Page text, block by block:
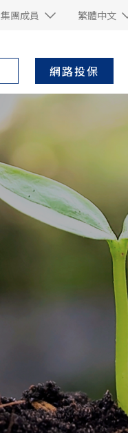
集團成員 繁體中文
網路投保